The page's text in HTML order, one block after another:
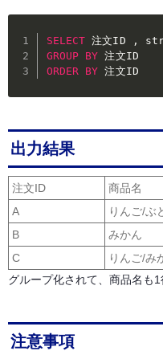
SELECT 注文ID ,
GROUP BY
ORDER BY 注文ID
出力結果
注文ID
商品名
A
りんご/ぶ
B
みかん
C
りんご/み
グループ化されて、商品名も
注意事項